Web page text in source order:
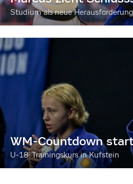
Studium als neue Herausforderung
WM-Countdown
U-18: Trainingskurs in Kufstein